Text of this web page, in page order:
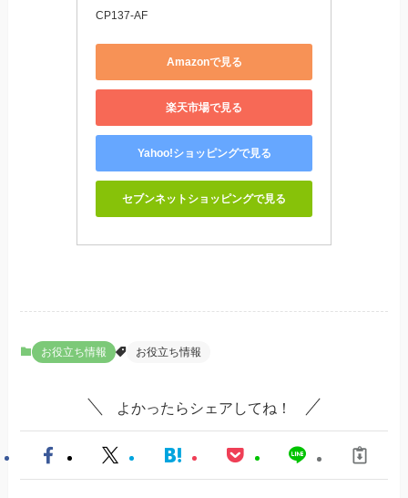
CP137-AF
Amazonで見る
楽天市場で見る
Yahoo!ショッピングで見る
セブンネットショッピングで見る
お役立ち情報 お役立ち情報
よかったらシェアしてね！